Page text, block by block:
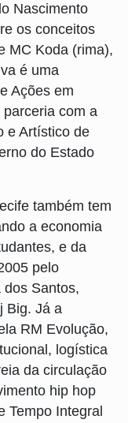
Nascimento
os conceitos
MC Koda (rima),
é uma
Ações em
com a
e Artístico de
do Estado
também tem
a economia
e da
pelo
dos Santos,
Big. Já a
RM Evolução,
logística
da circulação
hip hop
Tempo Integral